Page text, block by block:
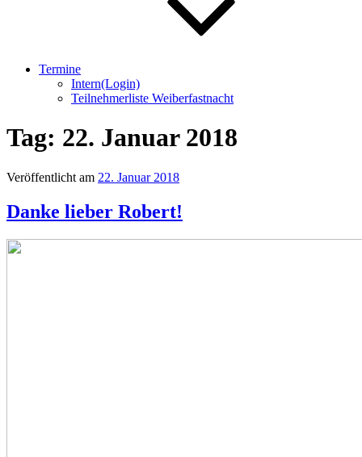
Termine
Intern(Login)
Teilnehmerliste Weiberfastnacht
Tag: 22. Januar 2018
Veröffentlicht am 22. Januar 2018
Danke lieber Robert!